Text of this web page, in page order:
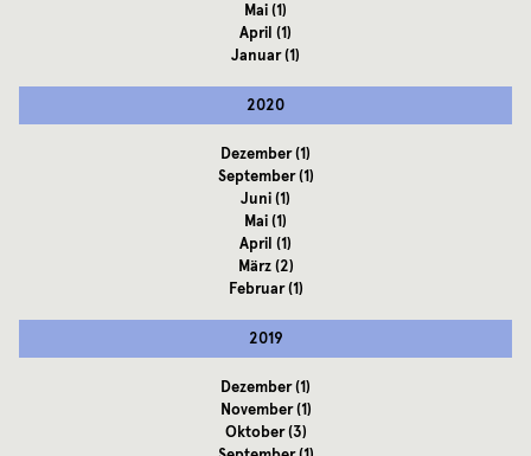
Mai(1)
April (1)
Januar(1)
2020
Dezember(1)
September(1)
Juni(1)
Mai(1)
April (1)
März(2)
Februar(1)
2019
Dezember(1)
November(1)
Oktober(3)